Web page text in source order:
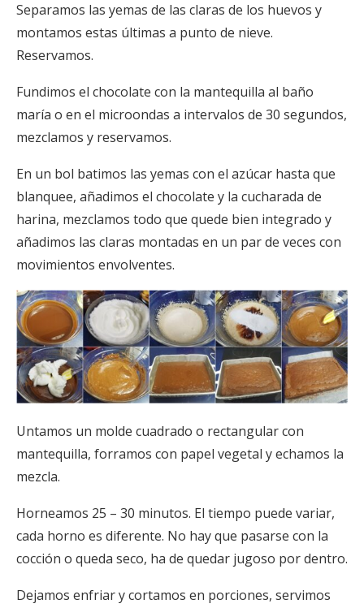
Separamos las yemas de las claras de los huevos y
montamos estas últimas a punto de nieve.
Reservamos.
Fundimos el chocolate con la mantequilla al baño
maría o en el microondas a intervalos de 30 segundos,
mezclamos y reservamos.
En un bol batimos las yemas con el azúcar hasta que
blanquee, añadimos el chocolate y la cucharada de
harina, mezclamos todo que quede bien integrado y
añadimos las claras montadas en un par de veces con
movimientos envolventes.
Untamos un molde cuadrado o rectangular con
mantequilla, forramos con papel vegetal y echamos la
mezcla.
Horneamos 25 – 30 minutos. El tiempo puede variar,
cada horno es diferente. No hay que pasarse con la
cocción o queda seco, ha de quedar jugoso por dentro.
Dejamos enfriar y cortamos en porciones, servimos